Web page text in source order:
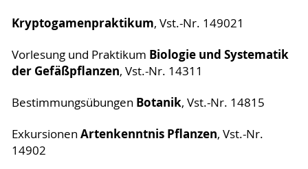
Kryptogamenpraktikum, Vst.-Nr. 149021
Vorlesung und Praktikum Biologie und Systematik
der Gefäßpflanzen, Vst.-Nr. 14311
Bestimmungsübungen Botanik, Vst.-Nr. 14815
Exkursionen Artenkenntnis Pflanzen, Vst.-Nr.
14902